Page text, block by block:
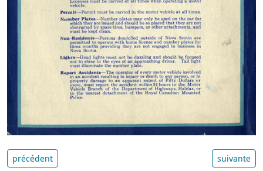
précédent suivante